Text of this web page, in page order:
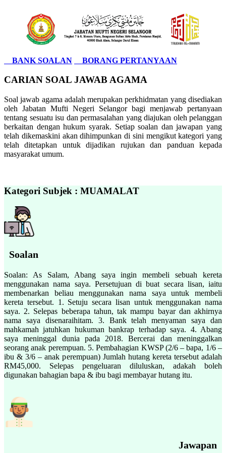
BANK SOALAN BORANG PERTANYAAN
CARIAN SOAL JAWAB AGAMA
Soal jawab agama adalah merupakan perkhidmatan yang disediakan
oleh Jabatan Mufti Negeri Selangor bagi menjawab pertanyaan
tentang sesuatu isu dan permasalahan yang diajukan oleh pelanggan
berkaitan dengan hukum syarak. Setiap soalan dan jawapan yang
telah dikemaskini akan dihimpunkan di sini mengikut kategori yang
telah ditetapkan untuk dijadikan rujukan dan panduan kepada
masyarakat umum.
Kategori Subjek : MUAMALAT
Soalan
Soalan: As Salam, Abang saya ingin membeli sebuah kereta
menggunakan nama saya. Persetujuan di buat secara lisan, iaitu
membenarkan beliau menggunakan nama saya untuk membeli
kereta tersebut. 1. Setuju secara lisan untuk menggunakan nama
saya. 2. Selepas beberapa tahun, tak mampu bayar dan akhirnya
nama saya disenaraihitam. 3. Bank telah menyaman saya dan
mahkamah jatuhkan hukuman bankrap terhadap saya. 4. Abang
saya meninggal dunia pada 2018. Bercerai dan meninggalkan
seorang anak perempuan. 5. Pembahagian KWSP (2/6 – bapa, 1/6 –
ibu & 3/6 – anak perempuan) Jumlah hutang kereta tersebut adalah
RM45,000. Selepas pengeluaran diluluskan, adakah boleh
digunakan bahagian bapa & ibu bagi membayar hutang itu.
Jawapan